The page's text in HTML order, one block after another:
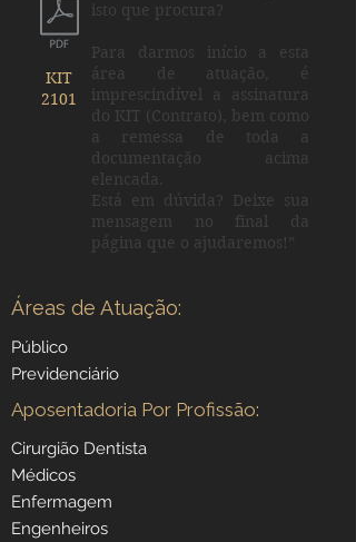
KIT
2101
isto que procura?
Para darmos início a esta
área de atuação, é
imprescindível a assinatura
do KIT (Contrato), bem como
a remessa de toda a
documentação acima
elencada.
Está em dúvida? Deixe sua
mensagem no final da
página que o ajudaremos!”
Áreas de Atuação:
Público
Previdenciário
Aposentadoria Por Profissão:
Cirurgião Dentista
Médicos
Enfermagem
Engenheiros